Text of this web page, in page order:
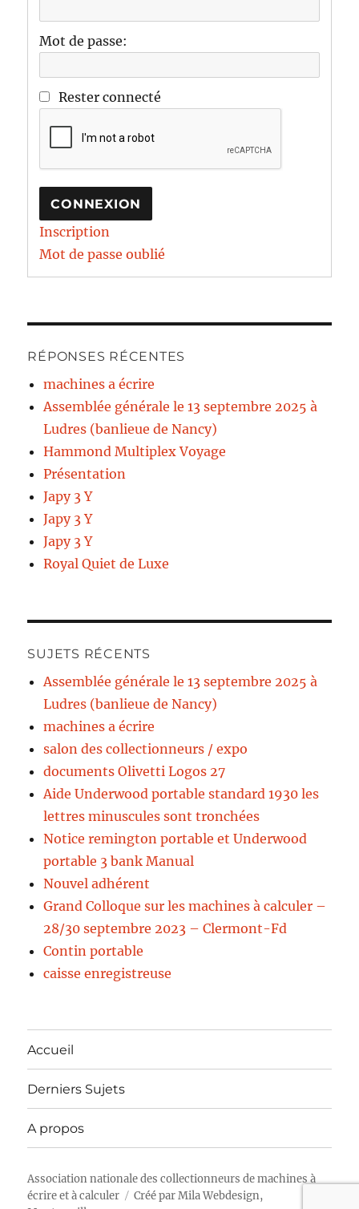
Mot de passe:
Rester connecté
CONNEXION
Inscription
Mot de passe oublié
RÉPONSES RÉCENTES
machines a écrire
Assemblée générale le 13 septembre 2025 à
Ludres (banlieue de Nancy)
Hammond Multiplex Voyage
Présentation
Japy 3 Y
Japy 3 Y
Japy 3 Y
Royal Quiet de Luxe
SUJETS RÉCENTS
Assemblée générale le 13 septembre 2025 à
Ludres (banlieue de Nancy)
machines a écrire
salon des collectionneurs / expo
documents Olivetti Logos 27
Aide Underwood portable standard 1930 les
lettres minuscules sont tronchées
Notice remington portable et Underwood
portable 3 bank Manual
Nouvel adhérent
Grand Colloque sur les machines à calculer –
28/30 septembre 2023 – Clermont-Fd
Contin portable
caisse enregistreuse
Accueil
Derniers Sujets
A propos
Association nationale des collectionneurs de machines à
écrire et à calculer
Créé parMila Webdesign,